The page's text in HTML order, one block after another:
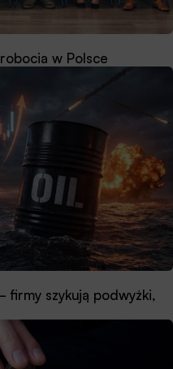
w Polsce
szykują podwyżki,